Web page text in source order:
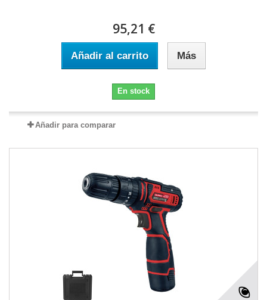
95,21 €
Añadir al carrito Más
En stock
Añadir para comparar